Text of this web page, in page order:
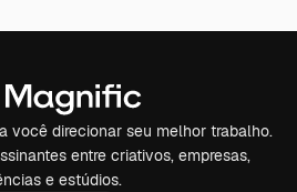
você direcionar seu melhor trabalho.
entre criativos, empresas,
e estúdios.